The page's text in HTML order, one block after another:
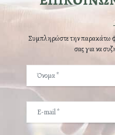
Συμπληρώστε την παρακάτω
σας για να